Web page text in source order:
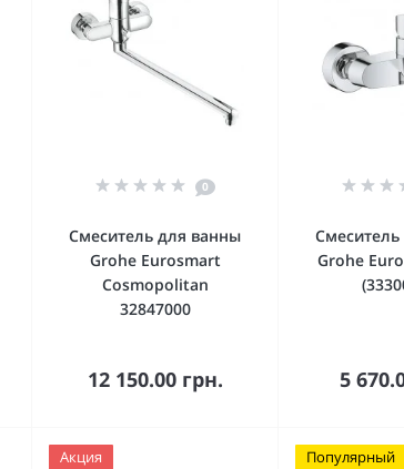
0
Смеситель для ванны
Grohe Eurosmart
Cosmopolitan
32847000
12 150.00 грн.
В корзину
Grohe
5 В
Акция Популярный